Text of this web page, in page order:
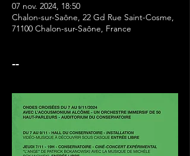
07 nov. 2024, 18:50
Chalon-sur-Saône, 22 Gd Rue Saint-Cosme,
71100 Chalon-sur-Saône, France
--